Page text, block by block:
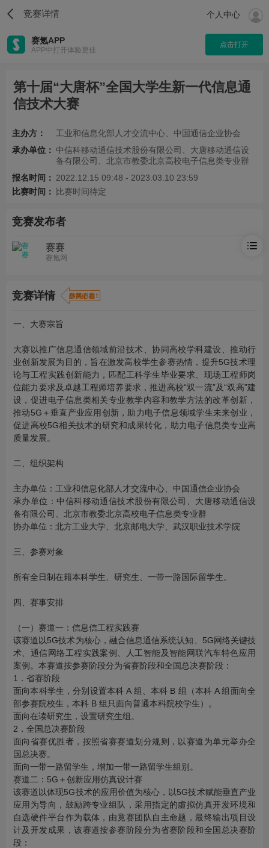
竞赛详情 个人中心
赛氪APP
APP中打开体验更佳
点击打开
第十届“大唐杯”全国大学生新一代信息通
信技术大赛
主办方：
工业和信息化部人才交流中心、中国通信企业协会
承办单位： 中信科移动通信技术股份有限公司、大唐移动通信设
备有限公司、北京市教委北京高校电子信息类专业群
报名时间： 2022.12.15 09:48 - 2023.03.10 23:59
比赛时间：
比赛时间待定
竞赛发布者
赛赛
赛氪网
竞赛详情
一、大赛宗旨
大赛以推广信息通信领域前沿技术、协同高校学科建设、推动行
业创新发展为目的，旨在激发高校学生参赛热情，提升5G技术理
论与工程实践创新能力，匹配工科学生毕业要求、现场工程师岗
位能力要求及卓越工程师培养要求，推进高校“双一流”及“双高”建
设，促进电子信息类相关专业教学内容和教学方法的改革创新，
推动5G＋垂直产业应用创新，助力电子信息领域学生未来创业，
促进高校5G相关技术的研究和成果转化，助力电子信息类专业高
质量发展。
二、组织架构
主办单位：工业和信息化部人才交流中心、中国通信企业协会
承办单位：中信科移动通信技术股份有限公司、大唐移动通信设
备有限公司、北京市教委北京高校电子信息类专业群
协办单位：北方工业大学、北京邮电大学、武汉职业技术学院
三、参赛对象
所有全日制在籍本科学生、研究生、一带一路国际留学生。
四、赛事安排
（一）赛道一：信息信工程实践赛
该赛道以5G技术为核心，融合信息通信系统认知、5G网络关键技
术、通信网络工程实践案例、人工智能及智能网联汽车特色应用
案例。本赛道按参赛阶段分为省赛阶段和全国总决赛阶段：
1．省赛阶段
面向本科学生，分别设置本科 A 组、本科 B 组（本科 A 组面向全
部参赛院校生，本科 B 组只面向普通本科院校学生）。
面向在读研究生，设置研究生组。
2．全国总决赛阶段
面向省赛优胜者，按照省赛赛道划分规则，以赛道为单元举办全
国总决赛。
面向一带一路留学生，增加一带一路留学生组别。
赛道二：5G＋创新应用仿真设计赛
该赛道以体现5G技术的应用价值为核心，以5G技术赋能垂直产业
应用为导向，鼓励跨专业组队，采用指定的虛拟仿真开发环境和
自选硬件平台作为载体，由竟赛团队自主命题，最终输出项目设
计及开发成果，该赛道按参赛阶段分为省赛阶段和全国总决赛阶
段：